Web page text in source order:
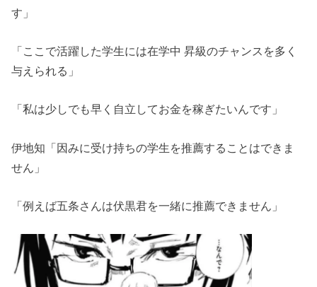
す」
「ここで活躍した学生には在学中 昇級のチャンスを多く
与えられる」
「私は少しでも早く自立してお金を稼ぎたいんです」
伊地知「因みに受け持ちの学生を推薦することはできま
せん」
「例えば五条さんは伏黒君を一緒に推薦できません」